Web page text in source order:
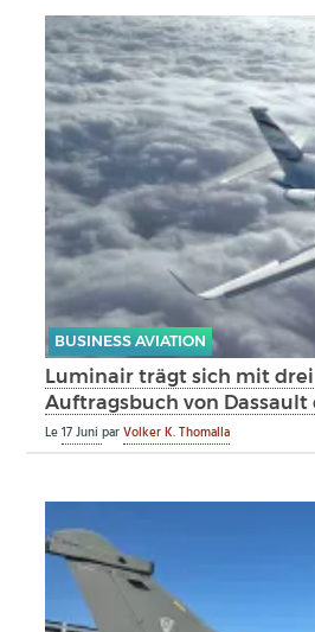
BUSINESS AVIATION
Luminair trägt sich mit drei
Auftragsbuch von Dassault
Le17 JuniparVolker K. Thomalla